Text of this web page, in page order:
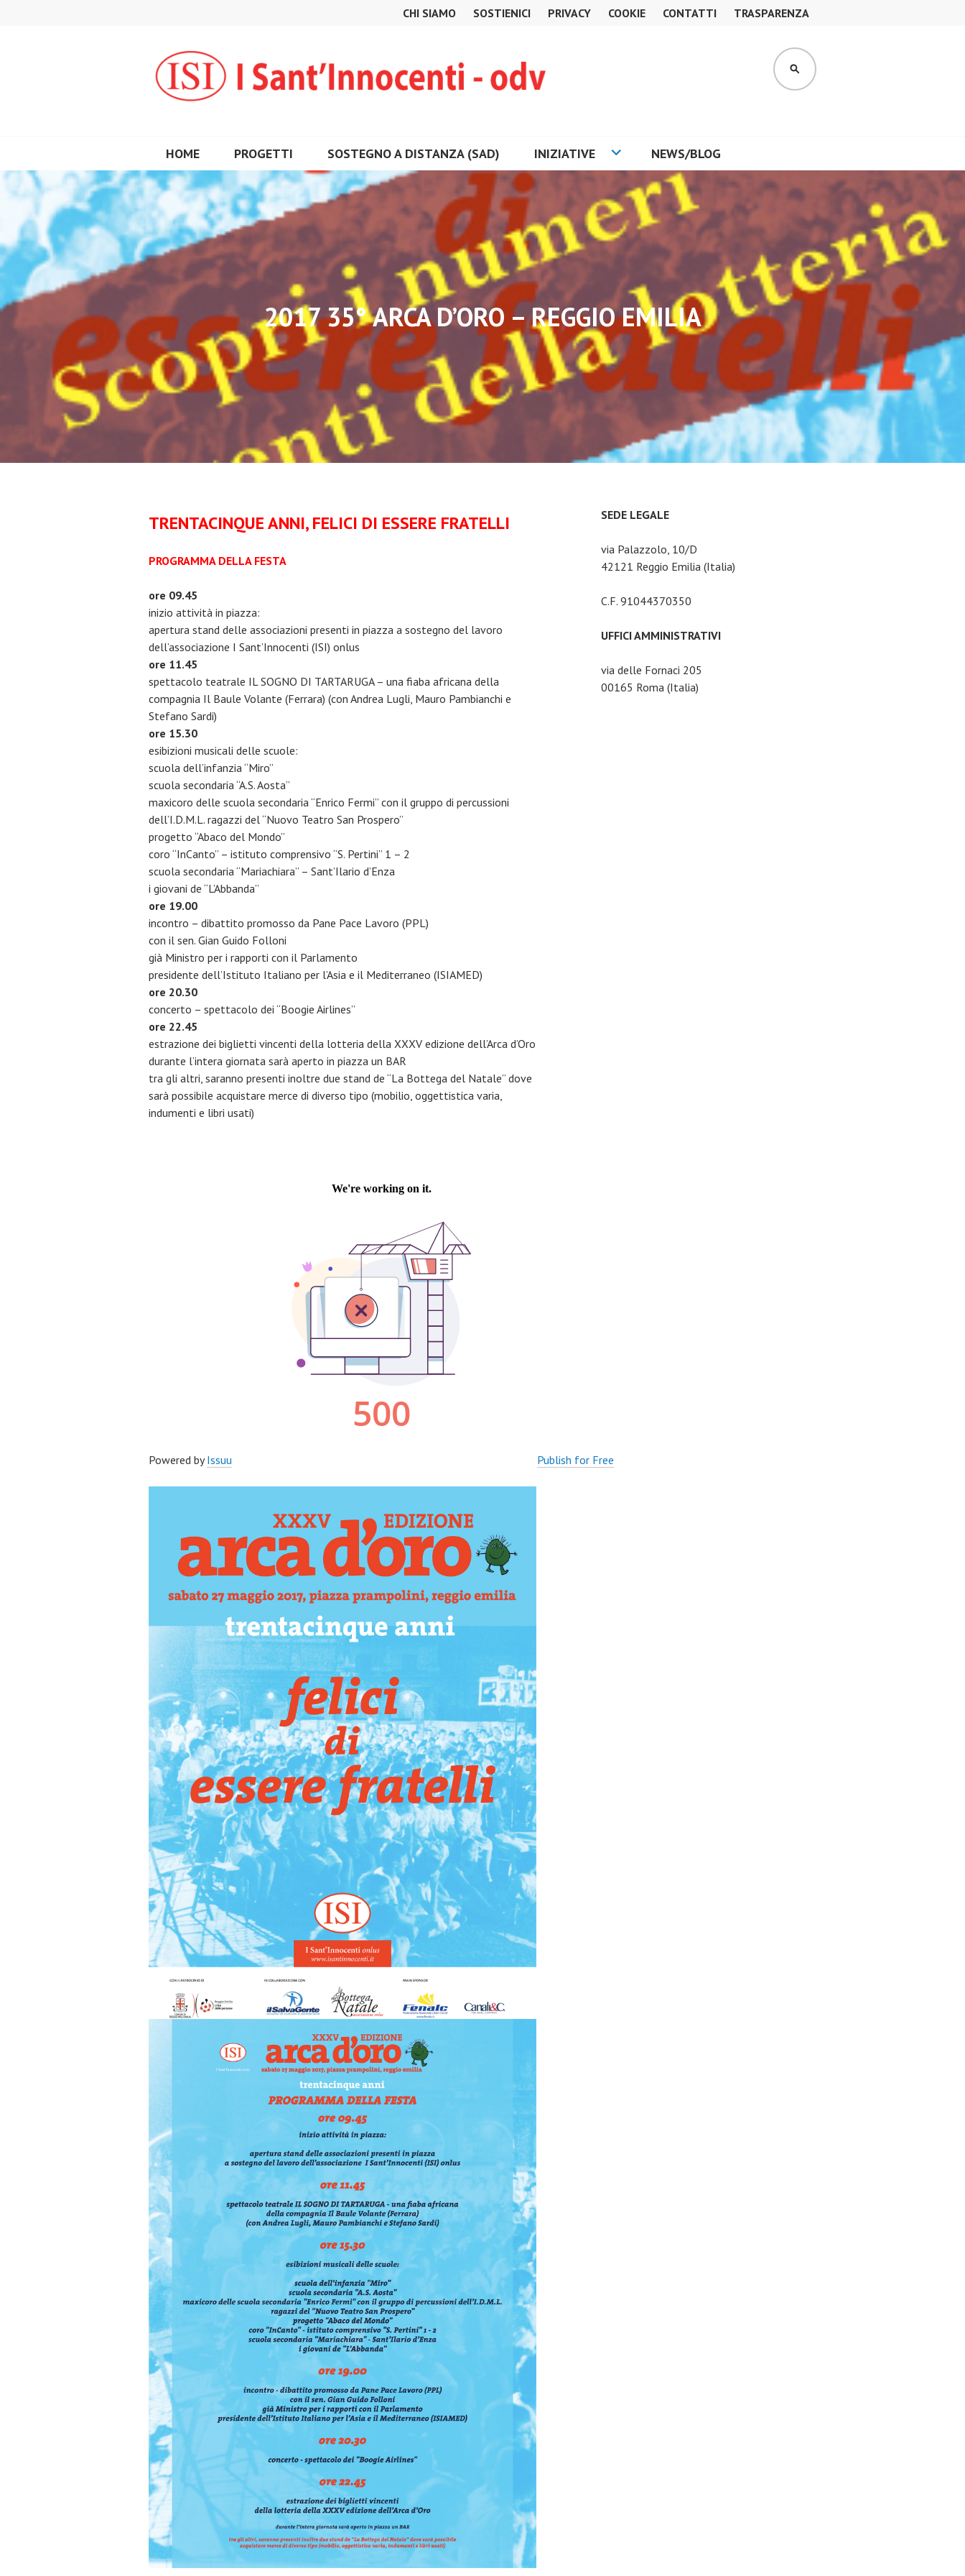
CHI SIAMO SOSTIENICI PRIVACY COOKIE CONTATTI TRASPARENZA
CERCA
HOME PROGETTI SOSTEGNO A DISTANZA (SAD) INIZIATIVE NEWS/BLOG
2017 35° ARCA D’ORO – REGGIO EMILIA
TRENTACINQUE ANNI,FELICI DI ESSERE FRATELLI
PROGRAMMA DELLA FESTA
ore 09.45
inizio attività in piazza:
apertura stand delle associazioni presenti in piazza a sostegno del lavoro
dell’associazione I Sant’Innocenti (ISI) onlus
ore 11.45
spettacolo teatrale IL SOGNO DI TARTARUGA – una fiaba africana della
compagnia Il Baule Volante (Ferrara) (con Andrea Lugli, Mauro Pambianchi e
Stefano Sardi)
ore 15.30
esibizioni musicali delle scuole:
scuola dell’infanzia “Miro”
scuola secondaria “A.S. Aosta”
maxicoro delle scuola secondaria “Enrico Fermi” con il gruppo di percussioni
dell’I.D.M.L. ragazzi del “Nuovo Teatro San Prospero”
progetto “Abaco del Mondo”
coro “InCanto” – istituto comprensivo “S. Pertini” 1 – 2
scuola secondaria “Mariachiara” – Sant’Ilario d’Enza
i giovani de “L’Abbanda”
ore 19.00
incontro – dibattito promosso da Pane Pace Lavoro (PPL)
con il sen. Gian Guido Folloni
già Ministro per i rapporti con il Parlamento
presidente dell’Istituto Italiano per l’Asia e il Mediterraneo (ISIAMED)
ore 20.30
concerto – spettacolo dei “Boogie Airlines”
ore 22.45
estrazione dei biglietti vincenti della lotteria della XXXV edizione dell’Arca d’Oro
durante l’intera giornata sarà aperto in piazza un BAR
tra gli altri, saranno presenti inoltre due stand de “La Bottega del Natale” dove
sarà possibile acquistare merce di diverso tipo (mobilio, oggettistica varia,
indumenti e libri usati)
Powered byIssuu Publish for Free
SEDE LEGALE
via Palazzolo, 10/D
42121 Reggio Emilia (Italia)
C.F. 91044370350
UFFICI AMMINISTRATIVI
via delle Fornaci 205
00165 Roma (Italia)